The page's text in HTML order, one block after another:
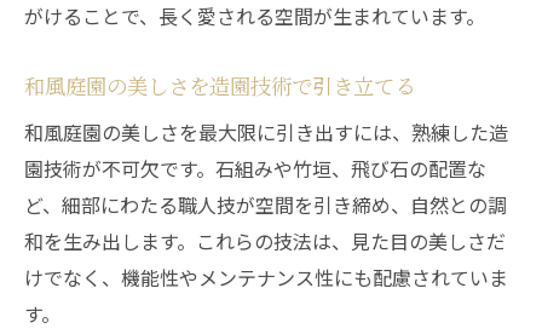
がけることで、長く愛される空間が生まれています。
和風庭園の美しさを造園技術で引き立てる
和風庭園の美しさを最大限に引き出すには、熟練した造
園技術が不可欠です。石組みや竹垣、飛び石の配置な
ど、細部にわたる職人技が空間を引き締め、自然との調
和を生み出します。これらの技法は、見た目の美しさだ
けでなく、機能性やメンテナンス性にも配慮されていま
す。